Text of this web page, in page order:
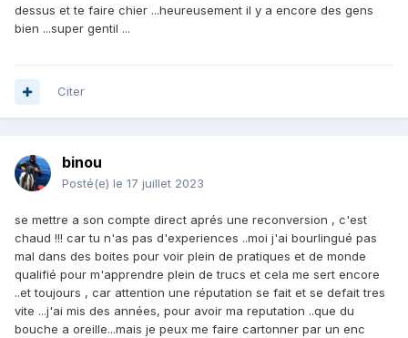
dessus et te faire chier ...heureusement il y a encore des gens
bien ...super gentil ...
Citer
binou
Posté(e) le 17 juillet 2023
se mettre a son compte direct aprés une reconversion , c'est
chaud !!! car tu n'as pas d'experiences ..moi j'ai bourlingué pas
mal dans des boites pour voir plein de pratiques et de monde
qualifié pour m'apprendre plein de trucs et cela me sert encore
..et toujours , car attention une réputation se fait et se defait tres
vite ...j'ai mis des années, pour avoir ma reputation ..que du
bouche a oreille...mais je peux me faire cartonner par un enc